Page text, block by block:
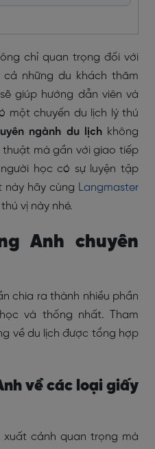
chỉ quan trọng đối với
những du khách thăm
giúp hướng dẫn viên và
một chuyến du lịch lý thú
ngành du lịchkhông
mà gần với giao tiếp
học có sự luyện tập
này hãy cùng Langmaster
vị này nhé.
Anh chuyên
chia ra thành nhiều phần
và thống nhất. Tham
về du lịch được tổng hợp
về các loại giấy
cảnh quan trọng mà